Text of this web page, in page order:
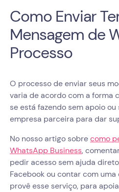
Como Enviar
Mensagem de
Processo
O processo de enviar seus
varia de acordo com a forma
se está fazendo sem apoio
empresa parceira para dar
No nosso artigo sobrecomo
WhatsApp Business,
pedir acesso sem ajuda
Facebook ou contar com
provê esse serviço, para